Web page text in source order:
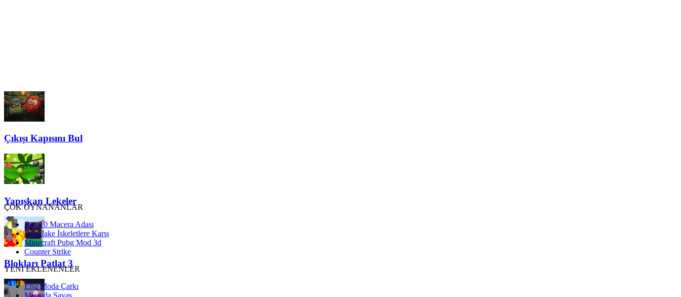
Çıkışı Kapısını Bul
Yapışkan Lekeler
Blokları Patlat 3
ÇOK OYNANANLAR
Ben 10 Macera Adası
Finn Jake İskeletlere Karşı
Minecraft Pubg Mod 3d
Counter Strike
YENİ EKLENENLER
Elsa Moda Çarkı
Metroda Savaş